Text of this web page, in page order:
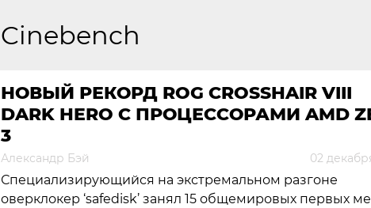
Cinebench
НОВЫЙ РЕКОРД ROG CROSSHAIR VIII
DARK HERO С ПРОЦЕССОРАМИ AMD
3
Александр Бэй 02
Специализирующийся на экстремальном разгоне
оверклокер ‘safedisk’ занял 15 общемировых первых